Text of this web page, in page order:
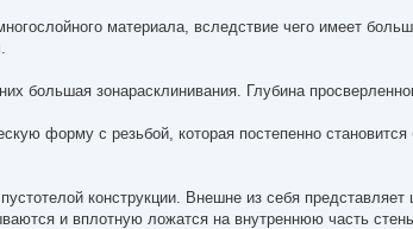
материала, вследствие чего имеет
большая зонарасклинивания. Глубина
форму с резьбой, которая постепенно
конструкции. Внешне из себя
и вплотную ложатся на внутреннюю часть